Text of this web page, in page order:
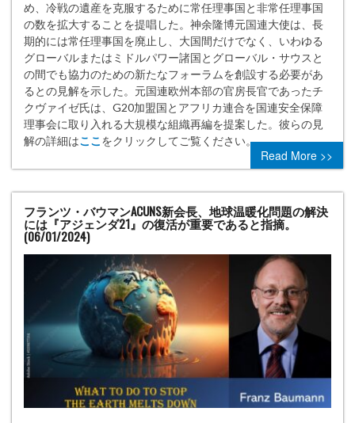
め、冷戦の遺産を克服するために常任理事国と非常任理事国
の数を拡大することを提唱した。神余隆博元国連大使は、長
期的には常任理事国を廃止し、大国間だけでなく、いわゆる
グローバルまたはミドルパワー諸国とグローバル・サウスと
の間でも協力のための新たなフォーラムを創設する必要があ
るとの見解を示した。元国連欧州本部の官房長官であったチ
クヴァイゼ氏は、G20加盟国とアフリカ連合を国連安全保障
理事会に取り入れる大規模な組織再編を提案した。彼らの見
解の詳細はここをクリックしてご覧ください。
Read More >>
フランツ・バウマンACUNS新会長、地球温暖化問題の解決
には『アジェンダ21』の復活が重要であると指摘。
(06/01/2024)